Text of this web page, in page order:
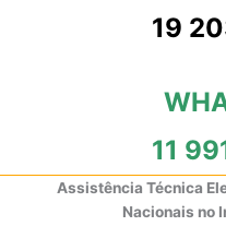
19
11
Assistência Técnica
Nacionais no